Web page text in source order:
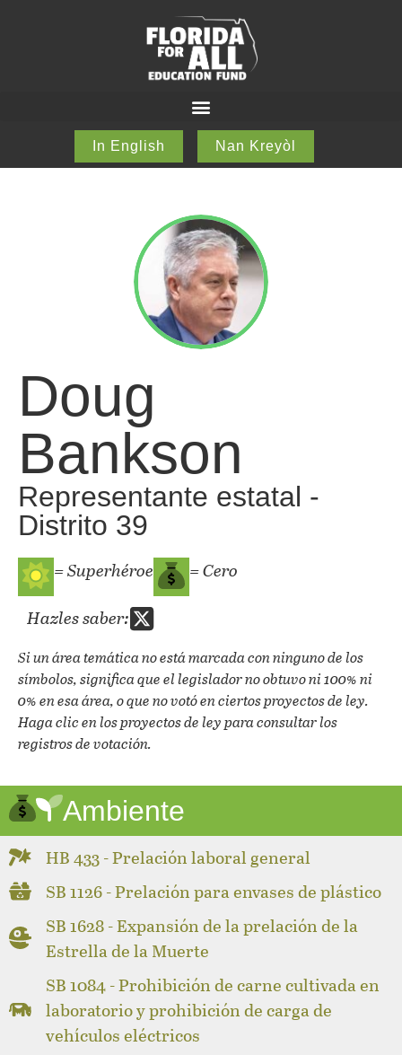
In English Nan Kreyòl
Doug
Bankson
Representante estatal -
Distrito 39
= Superhéroe
= Cero
Hazles saber:
Si un área temática no está marcada con ninguno de los
símbolos, significa que el legislador no obtuvo ni 100% ni
0% en esa área, o que no votó en ciertos proyectos de ley.
Haga clic en los proyectos de ley para consultar los
registros de votación.
Ambiente
HB 433 - Prelación laboral general
SB 1126 - Prelación para envases de plástico
SB 1628 - Expansión de la prelación de la
Estrella de la Muerte
SB 1084 - Prohibición de carne cultivada en
laboratorio y prohibición de carga de
vehículos eléctricos